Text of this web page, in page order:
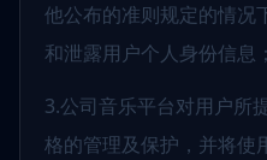
他公布的准则规定的情况
和泄露用户个人身份信息；
3.公司音乐平台对用户所
格的管理及保护，并将使